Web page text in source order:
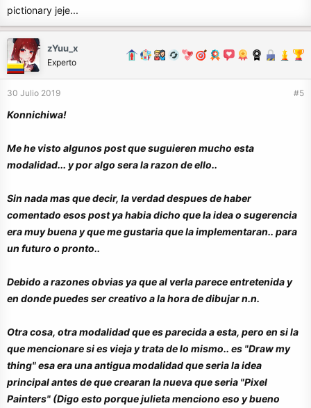
pictionary jeje...
zYuu_x
Experto
30 Julio 2019 #5
Konnichiwa!
Me he visto algunos post que suguieren mucho esta
modalidad... y por algo sera la razon de ello..
Sin nada mas que decir, la verdad despues de haber
comentado esos post ya habia dicho que la idea o sugerencia
era muy buena y que me gustaria que la implementaran.. para
un futuro o pronto..
Debido a razones obvias ya que al verla parece entretenida y
en donde puedes ser creativo a la hora de dibujar n.n.
Otra cosa, otra modalidad que es parecida a esta, pero en si la
que mencionare si es vieja y trata de lo mismo.. es "Draw my
thing" esa era una antigua modalidad que seria la idea
principal antes de que crearan la nueva que seria "Pixel
Painters" (Digo esto porque julieta menciono eso y bueno